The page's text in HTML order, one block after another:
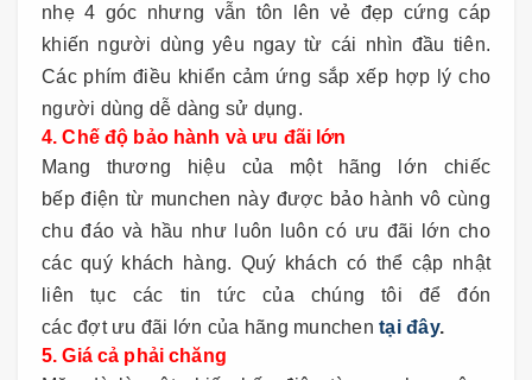
nhẹ 4 góc nhưng vẫn tôn lên vẻ đẹp cứng cáp
khiến người dùng yêu ngay từ cái nhìn đầu tiên.
Các phím điều khiển cảm ứng sắp xếp hợp lý cho
người dùng dễ dàng sử dụng.
4. Chế độ bảo hành và ưu đãi lớn
Mang thương hiệu của một hãng lớn chiếc
bếp điện từ munchen này được bảo hành vô cùng
chu đáo và hầu như luôn luôn có ưu đãi lớn cho
các quý khách hàng. Quý khách có thể cập nhật
liên tục các tin tức của chúng tôi để đón
các đợt ưu đãi lớn của hãng munchen tại đây.
5. Giá cả phải chăng